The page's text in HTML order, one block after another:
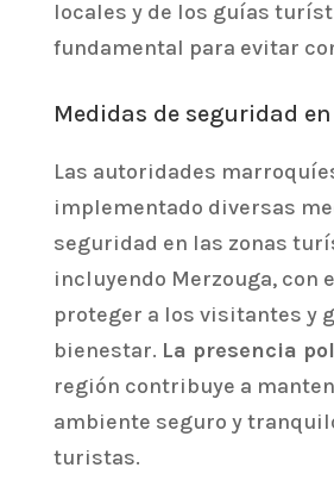
locales y de los guías
fundamental para evitar
Medidas de seguridad
Las autoridades
implementado diversas
seguridad en las zonas
incluyendo Merzouga, con
proteger a los visitantes y
bienestar. La presencia
región contribuye a
ambiente seguro y
turistas.